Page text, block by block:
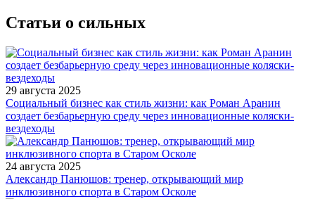
Статьи о сильных
29 августа 2025
Социальный бизнес как стиль жизни: как Роман Аранин
создает безбарьерную среду через инновационные коляски-
вездеходы
24 августа 2025
Александр Панюшов: тренер, открывающий мир
инклюзивного спорта в Старом Осколе